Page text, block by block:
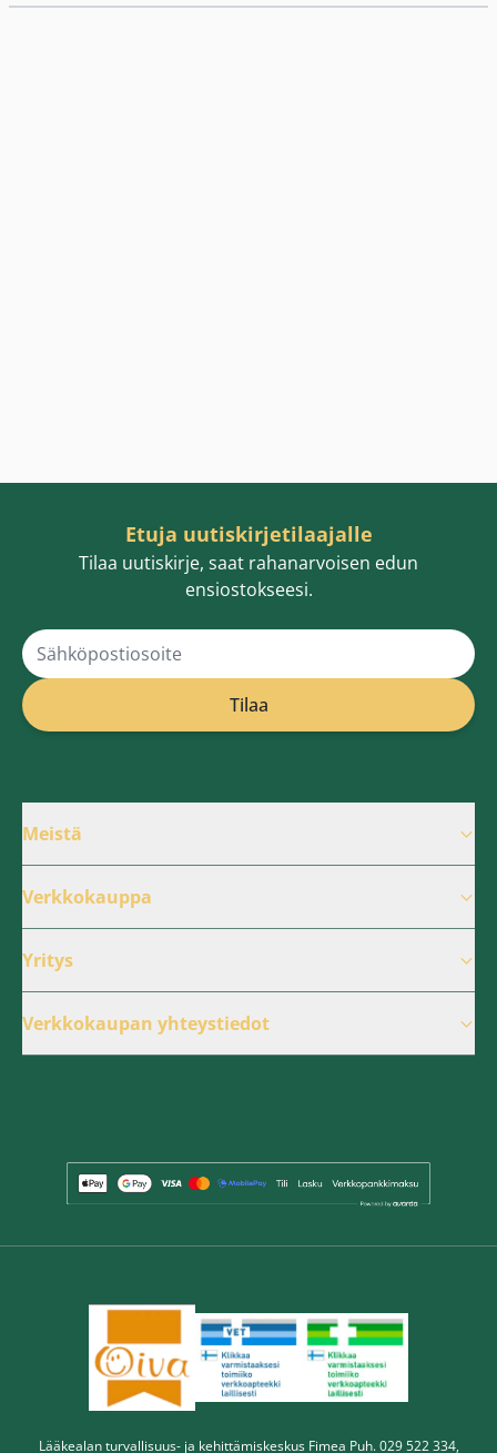
Etuja uutiskirjetilaajalle
Tilaa uutiskirje, saat rahanarvoisen edun
ensiostokseesi.
Sähköpostiosoite
Tilaa
Meistä
Verkkokauppa
Yritys
Verkkokaupan yhteystiedot
Lääkealan turvallisuus- ja kehittämiskeskus Fimea Puh. 029 522 334,